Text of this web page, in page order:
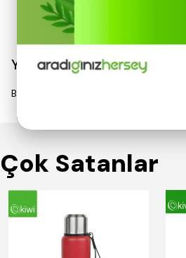
Yorumlar
Bu ürün için henüz yorum yapılmamış.
Çok Satanlar